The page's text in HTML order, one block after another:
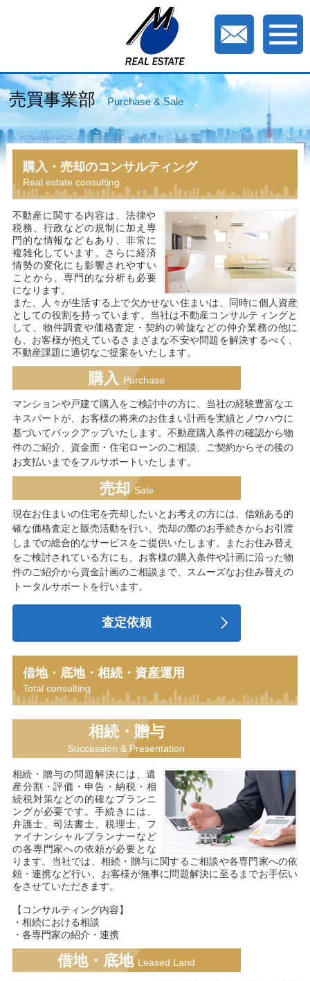
売買事業部 Purchase & Sale
購入・売却のコンサルティング
Real estate consulting
不動産に関する内容は、法律や
税務、行政などの規制に加え専
門的な情報などもあり、非常に
複雑化しています。さらに経済
情勢の変化にも影響されやすい
ことから、専門的な分析も必要
になります。
また、人々が生活する上で欠かせない住まいは、同時に個人資産
としての役割を持っています。当社は不動産コンサルティングと
して、物件調査や価格査定・契約の斡旋などの仲介業務の他に
も、お客様が抱えているさまざまな不安や問題を解決するべく、
不動産課題に適切なご提案をいたします。
購入 Purchase
マンションや戸建て購入をご検討中の方に、当社の経験豊富なエ
キスパートが、お客様の将来のお住まい計画を実績とノウハウに
基づいてバックアップいたします。不動産購入条件の確認から物
件のご紹介、資金面・住宅ローンのご相談、ご契約からその後の
お支払いまでをフルサポートいたします。
売却Sale
現在お住まいの住宅を売却したいとお考えの方には、信頼ある的
確な価格査定と販売活動を行い、売却の際のお手続きからお引渡
しまでの総合的なサービスをご提供いたします。またお住み替え
をご検討されている方にも、お客様の購入条件や計画に沿った物
件のご紹介から資金計画のご相談まで、スムーズなお住み替えの
トータルサポートを行います。
査定依頼
借地・底地・相続・資産運用
Total consulting
相続・贈与
Succession & Presentation
相続・贈与の問題解決には、遺
産分割・評価・申告・納税・相
続税対策などの的確なプランニ
ングが必要です。手続きには、
弁護士、司法書士、税理士、フ
ァイナンシャルプランナーなど
の各専門家への依頼が必要とな
ります。当社では、相続・贈与に関するご相談や各専門家への依
頼・連携など行い、お客様が無事に問題解決に至るまでお手伝い
をさせていただきます。
【コンサルティング内容】
・相続における相談
・各専門家の紹介・連携
借地・底地Leased Land